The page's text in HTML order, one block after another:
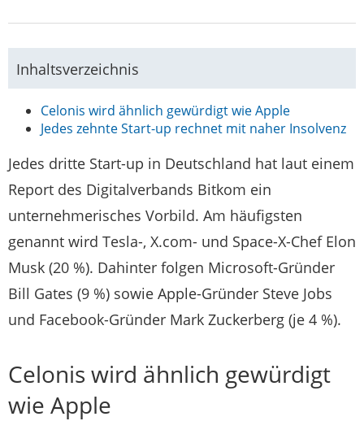
Inhaltsverzeichnis
Celonis wird ähnlich gewürdigt wie Apple
Jedes zehnte Start-up rechnet mit naher Insolvenz
Jedes dritte Start-up in Deutschland hat laut einem
Report des Digitalverbands Bitkom ein
unternehmerisches Vorbild. Am häufigsten
genannt wird Tesla-, X.com- und Space-X-Chef Elon
Musk (20 %). Dahinter folgen Microsoft-Gründer
Bill Gates (9 %) sowie Apple-Gründer Steve Jobs
und Facebook-Gründer Mark Zuckerberg (je 4 %).
Celonis wird ähnlich gewürdigt
wie Apple